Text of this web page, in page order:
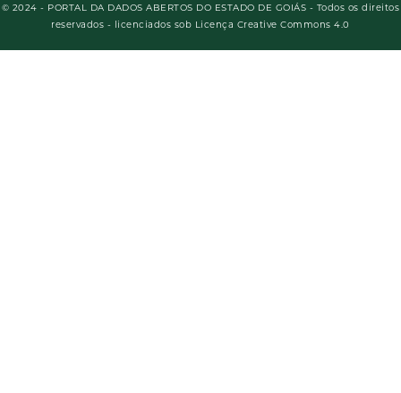
© 2024 - PORTAL DA DADOS ABERTOS DO ESTADO DE GOIÁS - Todos os direitos
reservados - licenciados sob Licença Creative Commons 4.0